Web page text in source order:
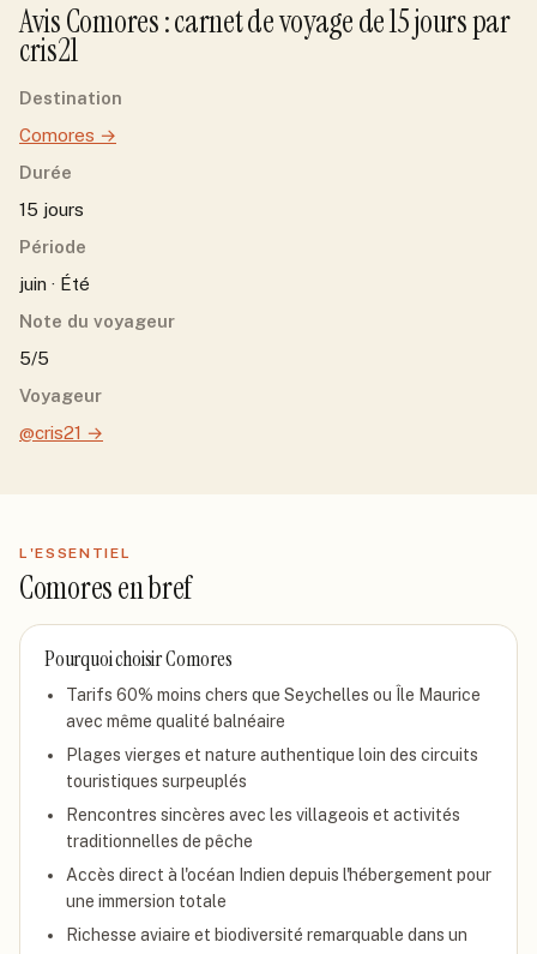
AvisComores: carnet de voyage de15jourspar
cris21
Destination
Comores →
Durée
15 jours
Période
juin · Été
Note du voyageur
5/5
Voyageur
@cris21 →
L'ESSENTIEL
Comoresen bref
Pourquoi choisirComores
Tarifs 60% moins chers que Seychelles ou Île Maurice
avec même qualité balnéaire
Plages vierges et nature authentique loin des circuits
touristiques surpeuplés
Rencontres sincères avec les villageois et activités
traditionnelles de pêche
Accès direct à l'océan Indien depuis l'hébergement pour
une immersion totale
Richesse aviaire et biodiversité remarquable dans un